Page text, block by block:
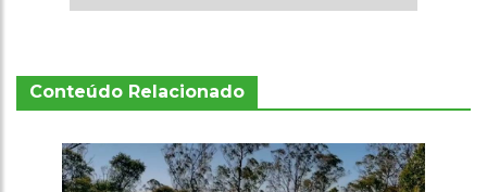
Conteúdo Relacionado